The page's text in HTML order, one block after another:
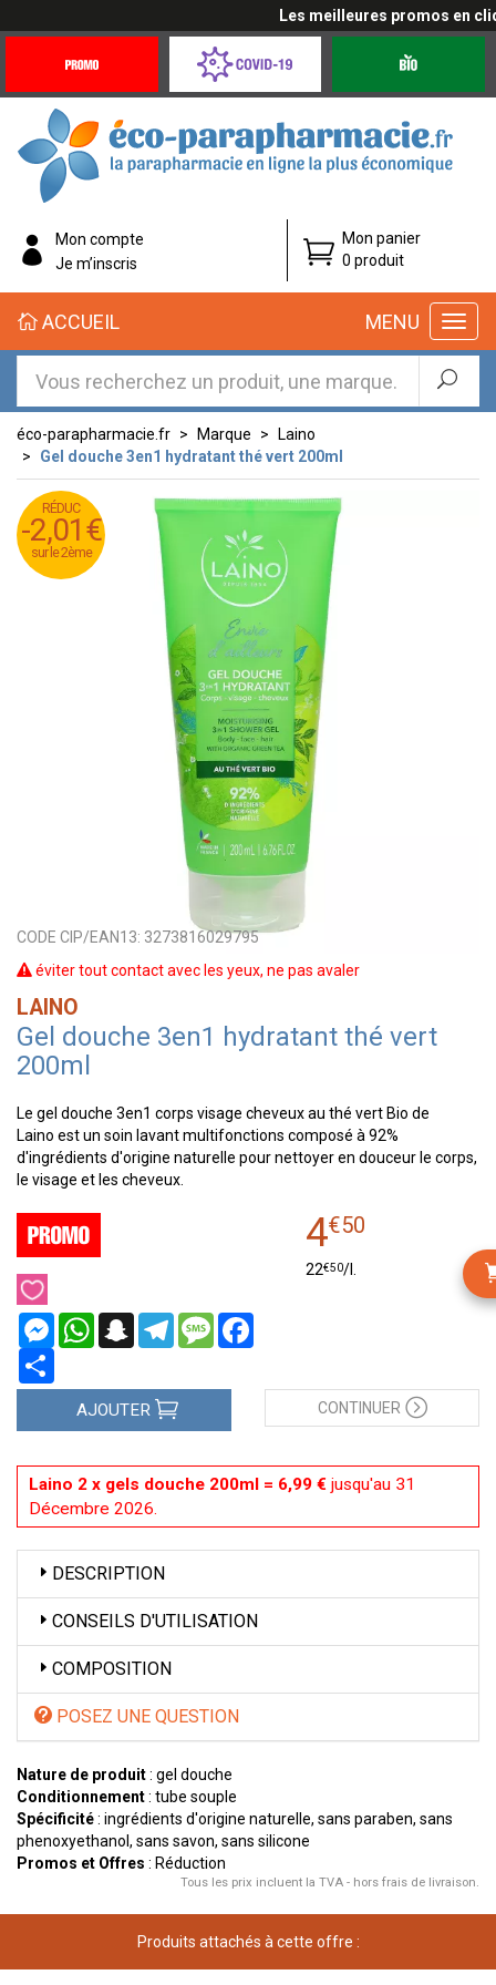
Les meilleures promos en
Offres
Coronavirus
éco-
parapharmacie.fr
éco-
parapharmacie.fr
Mon compte
Je m’inscris
Mon panier
0 produit
MENU
ACCUEIL
éco-parapharmacie.fr Marque
Laino
Gel douche 3en1 hydratant thé vert 200ml
RÉDUC
-2,01€
sur le 2ème
RÉDUC
-2,01€
sur le 2ème
CODE CIP/EAN13: 3273816029795
éviter tout contact avec les yeux, ne pas avaler
LAINO
Gel douche 3en1 hydratant thé vert
200ml
Le gel douche 3en1 corps visage cheveux au thé vert Bio de
Laino est un soin lavant multifonctions composé à 92%
d'ingrédients d'origine naturelle pour nettoyer en douceur le corps,
le visage et les cheveux.
MessengerWhatsAppSnapchatTelegramMessage
4€50
22€50/
AJOUTER CONTINUER
Laino 2 x gels douche 200ml = 6,99 € jusqu'au 31
Décembre 2026.
DESCRIPTION
CONSEILS D'UTILISATION
COMPOSITION
POSEZ UNE QUESTION
Nature de produit: gel douche
Conditionnement: tube souple
Spécificité: ingrédients d'origine naturelle, sans paraben, sans
phenoxyethanol, sans savon, sans silicone
Promos et Offres : Réduction
Tous les prix incluent la TVA - hors frais de livraison.
Produits attachés à cette offre :